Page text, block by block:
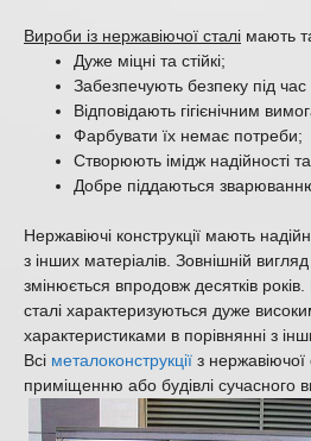
Вироби із нержавіючої сталі мають
Дуже міцні та стійкі;
Забезпечують безпеку під
Відповідають гігієнічним
Фарбувати їх немає потреби;
Створюють імідж надійності та
Добре піддаються
Нержавіючі конструкції мають
з інших матеріалів. Зовнішній
змінюється впродовж десятків
сталі характеризуються дуже
характеристиками в порівнянні з
Всі металоконструкції з нержавіючої
приміщенню або будівлі сучасного